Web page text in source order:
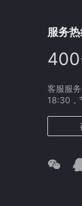
服务
客服服
18:30，